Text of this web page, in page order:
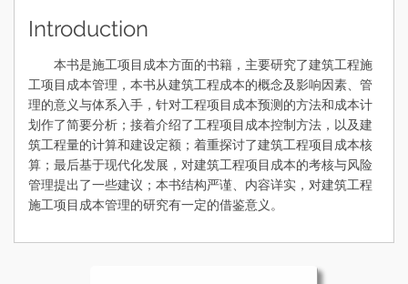
Introduction
本书是施工项目成本方面的书籍，主要研究了建筑工程施
工项目成本管理，本书从建筑工程成本的概念及影响因素、管
理的意义与体系入手，针对工程项目成本预测的方法和成本计
划作了简要分析；接着介绍了工程项目成本控制方法，以及建
筑工程量的计算和建设定额；着重探讨了建筑工程项目成本核
算；最后基于现代化发展，对建筑工程项目成本的考核与风险
管理提出了一些建议；本书结构严谨、内容详实，对建筑工程
施工项目成本管理的研究有一定的借鉴意义。